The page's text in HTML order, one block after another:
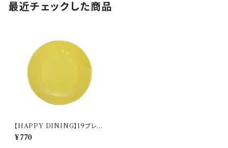
最近チェックした商品
【HAPPY DINING】19プレー
ト(イエロー)【YMK120】 YM
K122-330
¥770